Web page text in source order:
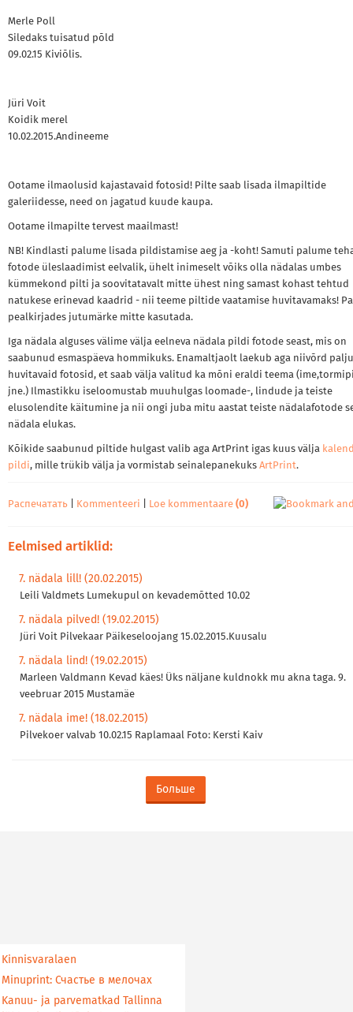
Merle Poll
Siledaks tuisatud põld
09.02.15 Kiviõlis.
Jüri Voit
Koidik merel
10.02.2015.Andineeme
Ootame ilmaolusid kajastavaid fotosid! Pilte saab lisada ilmapiltide
galeriidesse, need on jagatud kuude kaupa.
Ootame ilmapilte tervest maailmast!
NB! Kindlasti palume lisada pildistamise aeg ja -koht! Samuti palume
fotode üleslaadimist eelvalik, ühelt inimeselt võiks olla nädalas umbes
kümmekond pilti ja soovitatavalt mitte ühest ning samast kohast tehtud
natukese erinevad kaadrid - nii teeme piltide vaatamise huvitavamaks!
pealkirjades jutumärke mitte kasutada.
Iga nädala alguses välime välja eelneva nädala pildi fotode seast, mis on
saabunud esmaspäeva hommikuks. Enamaltjaolt laekub aga niivõrd palju
huvitavaid fotosid, et saab välja valitud ka mõni eraldi teema
jne.) Ilmastikku iseloomustab muuhulgas loomade-, lindude ja teiste
elusolendite käitumine ja nii ongi juba mitu aastat teiste nädalafotode
nädala elukas.
Kõikide saabunud piltide hulgast valib aga ArtPrint igas kuus välja
pildi, mille trükib välja ja vormistab seinalepanekuks ArtPrint.
Распечатать Kommenteeri Loe kommentaare (0)
Eelmised artiklid:
7. nädala lill! (20.02.2015)
Leili Valdmets Lumekupul on kevademõtted 10.02
7. nädala pilved! (19.02.2015)
Jüri Voit Pilvekaar Päikeseloojang 15.02.2015.Kuusalu
7. nädala lind! (19.02.2015)
Marleen Valdmann Kevad käes! Üks näljane kuldnokk mu akna taga. 9.
veebruar 2015 Mustamäe
7. nädala ime! (18.02.2015)
Pilvekoer valvab 10.02.15 Raplamaal Foto: Kersti Kaiv
Больше
Kinnisvaralaen
Minuprint: Счастье в мелочах
Kanuu- ja parvematkad Tallinna